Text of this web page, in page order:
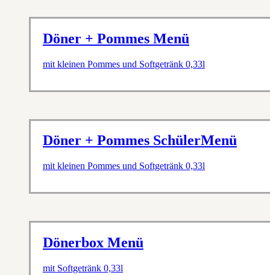
Döner + Pommes Menü
mit kleinen Pommes und Softgetränk 0,33l
Döner + Pommes SchülerMenü
mit kleinen Pommes und Softgetränk 0,33l
Dönerbox Menü
mit Softgetränk 0,33l